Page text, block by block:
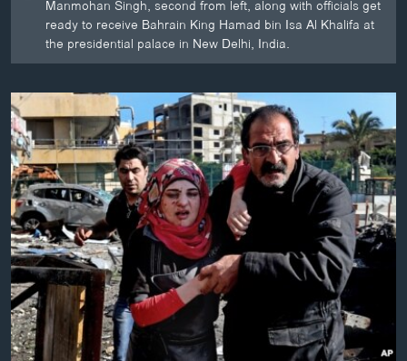
Manmohan Singh, second from left, along with officials get
ready to receive Bahrain King Hamad bin Isa Al Khalifa at
the presidential palace in New Delhi, India.